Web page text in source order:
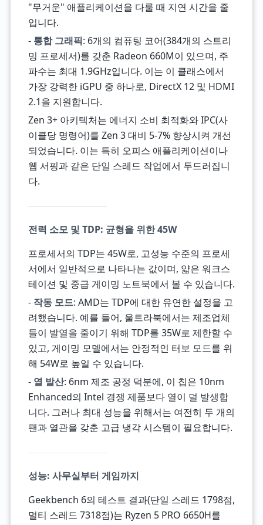
"무거운" 애플리케이션을 다룰 때 지연 시간을 줄
입니다.
- 통합 그래픽: 6개의 컴퓨팅 코어(384개의 스트리
밍 프로세서)를 갖춘 Radeon 660M이 있으며, 주
파수는 최대 1.9GHz입니다. 이는 이 클래스에서
가장 강력한 iGPU 중 하나로, DirectX 12 및 HDMI
2.1을 지원합니다.
Zen 3+ 아키텍처는 에너지 소비 최적화와 IPC(사
이클당 명령어)를 Zen 3 대비 5-7% 향상시켜 개선
되었습니다. 이는 특히 오피스 애플리케이션이나
웹 서핑과 같은 단일 스레드 작업에서 두드러집니
다.
전력 소모 및 TDP: 균형을 위한 45W
프로세서의 TDP는 45W로, 고성능 수준의 프로세
서에서 일반적으로 나타나는 값이며, 얇은 워크스
테이션 및 중급 게이밍 노트북에서 볼 수 있습니다.
- 작동 모드: AMD는 TDP에 대한 유연한 설정을 고
려했습니다. 예를 들어, 울트라북에서는 제조업체
들이 발열을 줄이기 위해 TDP를 35W로 제한할 수
있고, 게이밍 모델에서는 안정적인 터보 모드를 위
해 54W로 높일 수 있습니다.
- 열 발산: 6nm 제조 공정 덕분에, 이 칩은 10nm
Enhanced의 Intel 경쟁 제품보다 열이 덜 발생합
니다. 그러나 최대 성능을 위해서는 여전히 두 개의
팬과 열관을 갖춘 고급 냉각 시스템이 필요합니다.
성능: 사무실부터 게임까지
Geekbench 6의 테스트 결과(단일 스레드 1798점,
멀티 스레드 7318점)는 Ryzen 5 PRO 6650H를